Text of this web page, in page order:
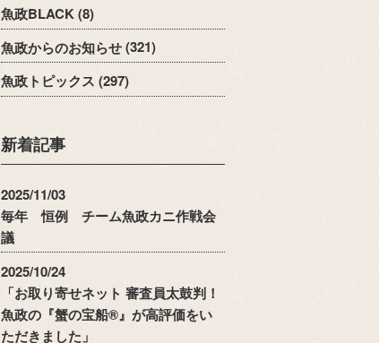
魚政BLACK(8)
魚政からのお知らせ(321)
魚政トピックス (297)
新着記事
2025/11/03
毎年 恒例 チーム魚政カニ作戦会
議
2025/10/24
「お取り寄せネット 審査員太鼓判！
魚政の『蟹の宝船®』が高評価をい
ただきました」